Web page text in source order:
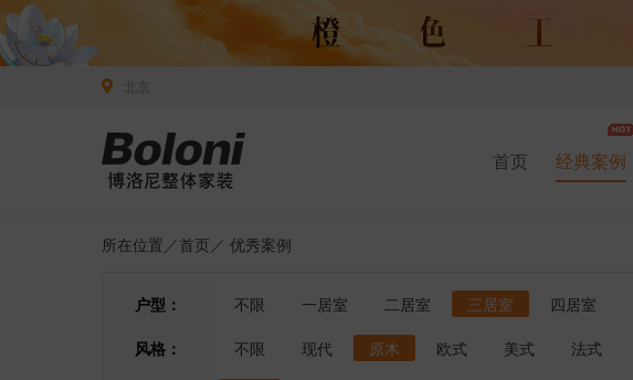
首页 经典案例
所在位置／首页 ／ 优秀案例
户型： 不限 一居室 二居室 三居室 四居室
风格：
不限 现代 原木 欧式 美式 法式